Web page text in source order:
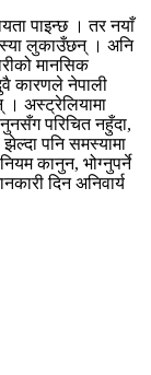
पाइन्छ । तर नयाँ
लुकाउँछन् । अनि
मानसिक
कारणले नेपाली
। अस्ट्रेलियामा
परिचित नहुँदा,
पनि समस्यामा
कानुन, भोग्नुपर्ने
दिन अनिवार्य